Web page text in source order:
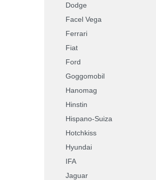
Dodge
Facel Vega
Ferrari
Fiat
Ford
Goggomobil
Hanomag
Hinstin
Hispano-Suiza
Hotchkiss
Hyundai
IFA
Jaguar